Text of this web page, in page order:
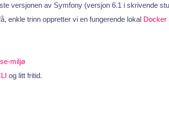
versjonen av Symfony (versjon 6.1 i skrivende
enkle trinn oppretter vi en fungerende lokal Docker
miljø
og litt fritid.